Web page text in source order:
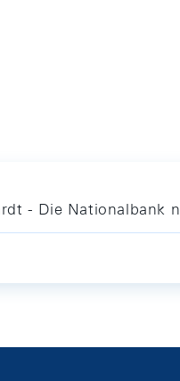
- Die Nationalbank